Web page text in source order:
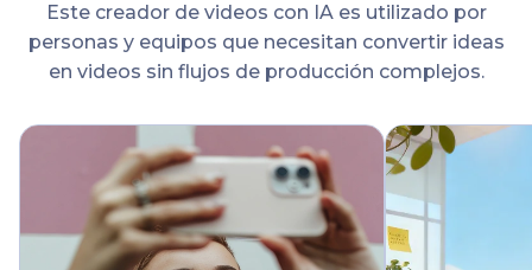
Este creador de videos con IA es utilizado por
personas y equipos que necesitan convertir ideas
en videos sin flujos de producción complejos.